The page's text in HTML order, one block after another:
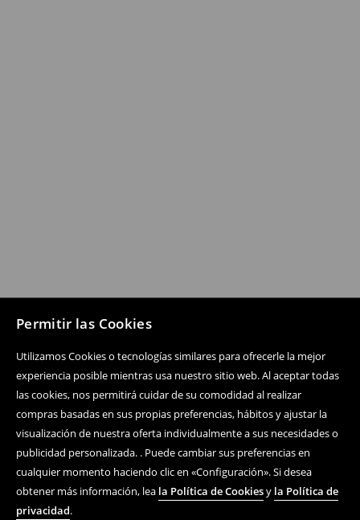
Permitir las Cookies
Utilizamos Cookies o tecnologías similares para ofrecerle la mejor
experiencia posible mientras usa nuestro sitio web. Al aceptar todas
las cookies, nos permitirá cuidar de su comodidad al realizar
compras basadas en sus propias preferencias, hábitos y ajustar la
visualización de nuestra oferta individualmente a sus necesidades o
publicidad personalizada. . Puede cambiar sus preferencias en
cualquier momento haciendo clic en «Configuración». Si desea
obtener más información, lea la Política de Cookiesy la Política de
privacidad.